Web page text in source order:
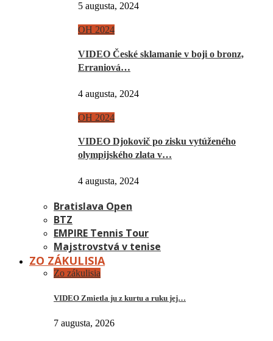
5 augusta, 2024
OH 2024
VIDEO České sklamanie v boji o bronz,
Erraniová…
4 augusta, 2024
OH 2024
VIDEO Djokovič po zisku vytúženého
olympijského zlata v…
4 augusta, 2024
Bratislava Open
BTZ
EMPIRE Tennis Tour
Majstrovstvá v tenise
ZO ZÁKULISIA
Zo zákulisia
VIDEO Zmietla ju z kurtu a ruku jej…
7 augusta, 2026